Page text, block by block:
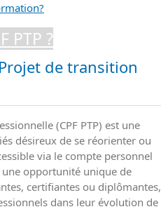
PTP ?
de transition
(CPF PTP) est une
désireux de se réorienter ou
via le compte personnel
opportunité unique de
certifiantes ou diplômantes,
dans leur évolution de